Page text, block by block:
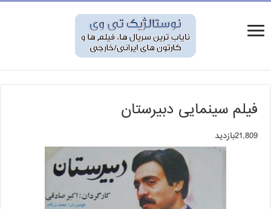
فیلم سینمایی دبیرستان
21,809بازدید